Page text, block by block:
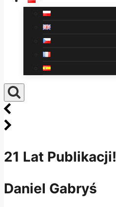
21 Lat Publikacji!
Daniel Gabryś